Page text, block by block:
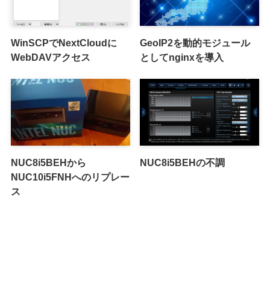
WinSCPでNextCloudに
WebDAVアクセス
GeoIP2を動的モジュール
としてnginxを導入
NUC8i5BEHから
NUC10i5FNHへのリプレー
ス
NUC8i5BEHの不調